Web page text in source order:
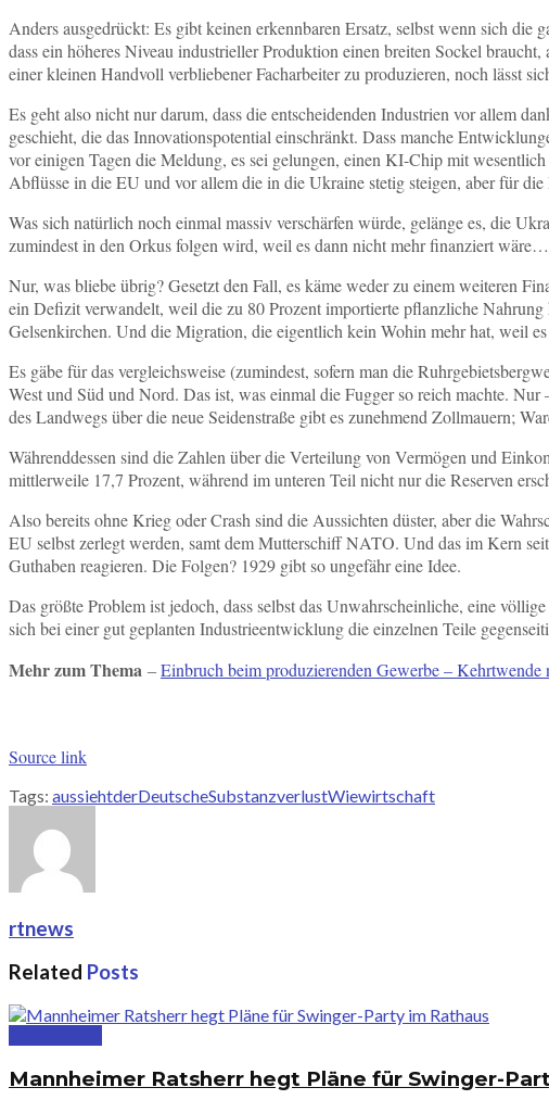
Anders ausgedrückt: Es gibt keinen erkennbaren Ersatz, selbst wenn sich
dass ein höheres Niveau industrieller Produktion einen breiten Sockel
einer kleinen Handvoll verbliebener Facharbeiter zu produzieren, noch lässt
Es geht also nicht nur darum, dass die entscheidenden Industrien vor allem
geschieht, die das Innovationspotential einschränkt. Dass manche
vor einigen Tagen die Meldung, es sei gelungen, einen KI-Chip mit
Abflüsse in die EU und vor allem die in die Ukraine stetig steigen, aber für
Was sich natürlich noch einmal massiv verschärfen würde, gelänge es, die
zumindest in den Orkus folgen wird, weil es dann nicht mehr finanziert wäre…
Nur, was bliebe übrig? Gesetzt den Fall, es käme weder zu einem weiteren
ein Defizit verwandelt, weil die zu 80 Prozent importierte pflanzliche
Gelsenkirchen. Und die Migration, die eigentlich kein Wohin mehr hat, weil
Es gäbe für das vergleichsweise (zumindest, sofern man die
West und Süd und Nord. Das ist, was einmal die Fugger so reich machte.
des Landwegs über die neue Seidenstraße gibt es zunehmend Zollmauern;
Währenddessen sind die Zahlen über die Verteilung von Vermögen und
mittlerweile 17,7 Prozent, während im unteren Teil nicht nur die Reserven
Also bereits ohne Krieg oder Crash sind die Aussichten düster, aber die
EU selbst zerlegt werden, samt dem Mutterschiff NATO. Und das im Kern
Guthaben reagieren. Die Folgen? 1929 gibt so ungefähr eine Idee.
Das größte Problem ist jedoch, dass selbst das Unwahrscheinliche, eine
sich bei einer gut geplanten Industrieentwicklung die einzelnen Teile
Mehr zum Thema ‒Einbruch beim produzierenden Gewerbe – Kehrtwende
Source link
Tags: aussiehtderDeutscheSubstanzverlustWiewirtschaft
rtnews
Related Posts
Mannheimer Ratsherr hegt Pläne für Swinger-